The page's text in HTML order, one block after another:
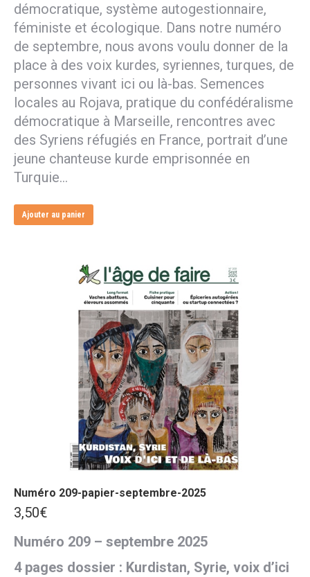
démocratique, système autogestionnaire,
féministe et écologique. Dans notre numéro
de septembre, nous avons voulu donner de la
place à des voix kurdes, syriennes, turques, de
personnes vivant ici ou là-bas. Semences
locales au Rojava, pratique du confédéralisme
démocratique à Marseille, rencontres avec
des Syriens réfugiés en France, portrait d’une
jeune chanteuse kurde emprisonnée en
Turquie…
Ajouter au panier
Numéro 209-papier-septembre-2025
3,50€
Numéro 209 – septembre 2025
4 pages dossier : Kurdistan, Syrie, voix d’ici